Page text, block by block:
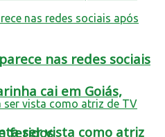
cai em Goiás,
feridos
nas redes sociais
ser vista como atriz